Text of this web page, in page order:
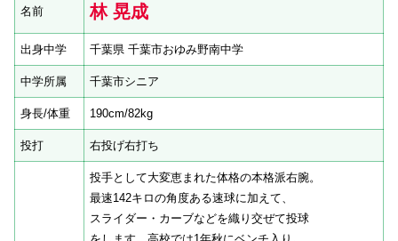
名前 林 晃成
出身中学 千葉県 千葉市おゆみ野南中学
中学所属 千葉市シニア
身長/体重 190cm/82kg
投打 右投げ右打ち
投手として大変恵まれた体格の本格派右腕。
最速142キロの角度ある速球に加えて、
スライダー・カーブなどを織り交ぜて投球